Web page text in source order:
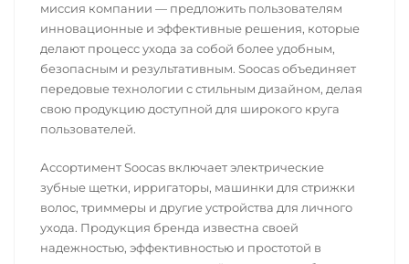
миссия компании — предложить пользователям
инновационные и эффективные решения, которые
делают процесс ухода за собой более удобным,
безопасным и результативным. Soocas объединяет
передовые технологии с стильным дизайном, делая
свою продукцию доступной для широкого круга
пользователей.
Ассортимент Soocas включает электрические
зубные щетки, ирригаторы, машинки для стрижки
волос, триммеры и другие устройства для личного
ухода. Продукция бренда известна своей
надежностью, эффективностью и простотой в